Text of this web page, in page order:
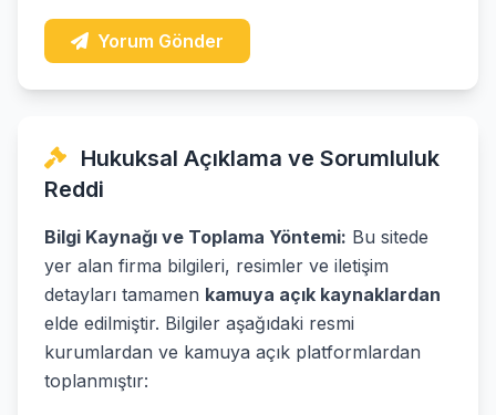
Yorum Gönder
Hukuksal Açıklama ve Sorumluluk
Reddi
Bilgi Kaynağı ve Toplama Yöntemi: Bu sitede
yer alan firma bilgileri, resimler ve iletişim
detayları tamamen kamuya açık kaynaklardan
elde edilmiştir. Bilgiler aşağıdaki resmi
kurumlardan ve kamuya açık platformlardan
toplanmıştır: